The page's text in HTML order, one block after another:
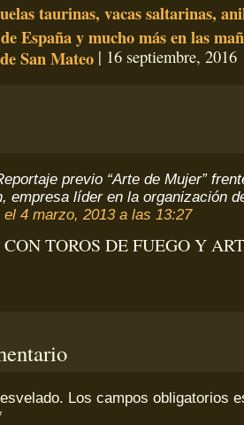
taurinas, vacas saltarinas,
España y mucho más en las
San Mateo| 16 septiembre, 2016
previo “Arte de Mujer”
empresa líder en la organización
el 4 marzo, 2013 a las 13:27
TOROS DE FUEGO Y
Los campos obligatorios